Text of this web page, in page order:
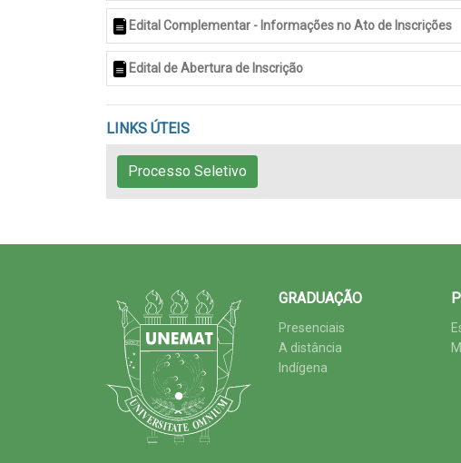
Edital Complementar - Informações no Ato de Inscrições
Edital de Abertura de Inscrição
LINKS ÚTEIS
Processo Seletivo
GRADUAÇÃO
Presenciais
A distância
Indígena